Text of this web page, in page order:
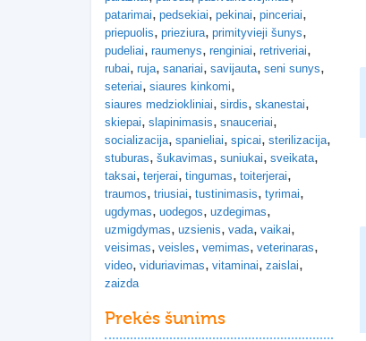
patarimai pedsekiai pekinai pinceriai
priepuolis prieziura primityvieji šunys
pudeliai raumenys renginiai retriveriai
rubai ruja sanariai savijauta seni sunys
seteriai siaures kinkomi
siaures medziokliniai sirdis skanestai
skiepai slapinimasis snauceriai
socializacija spanieliai spicai sterilizacija
stuburas šukavimas suniukai sveikata
taksai terjerai tingumas toiterjerai
traumos triusiai tustinimasis tyrimai
ugdymas uodegos uzdegimas
uzmigdymas uzsienis vada vaikai
veisimas veisles vemimas veterinaras
video viduriavimas vitaminai zaislai
zaizda
Prekės šunims